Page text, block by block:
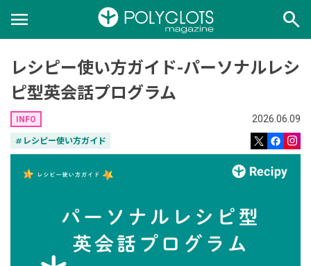
menu search
レシピー使い方ガイド-パーソナルレシ
ピ型英会話プログラム
INFO 2026.06.09
tag レシピー使い方ガイド